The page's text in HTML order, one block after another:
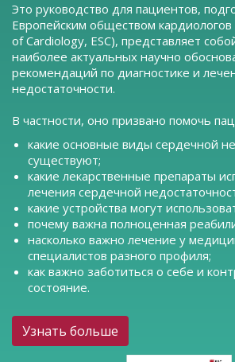
Это руководство для пациентов,
Европейским обществом
of Cardiology, ESC), представляет
наиболее актуальных научно
рекомендаций по диагностике и
недостаточности.
В частности, оно призвано помочь
какие основные виды сердечной
существуют;
какие лекарственные препараты
лечения сердечной
какие устройства могут
почему важна полноценная
насколько важно лечение у
специалистов разного профиля;
как важно заботиться о себе и
состояние.
Узнать больше